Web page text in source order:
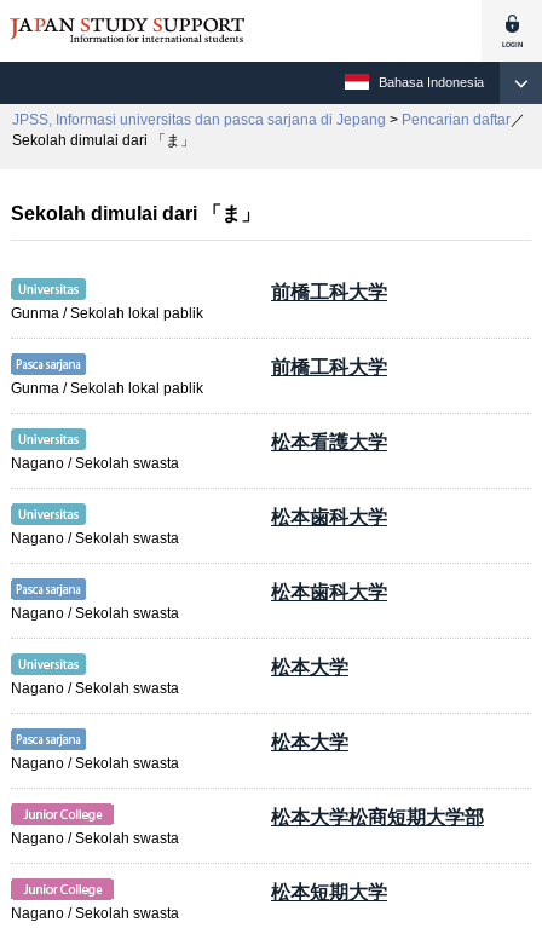
Bahasa Indonesia
JPSS, Informasi universitas dan pasca sarjana di Jepang > Pencarian daftar／
Sekolah dimulai dari 「ま」
Sekolah dimulai dari 「ま」
Gunma / Sekolah lokal pablik
前橋工科大学
Gunma / Sekolah lokal pablik
前橋工科大学
Nagano / Sekolah swasta
松本看護大学
Nagano / Sekolah swasta
松本歯科大学
Nagano / Sekolah swasta
松本歯科大学
Nagano / Sekolah swasta
松本大学
Nagano / Sekolah swasta
松本大学
Nagano / Sekolah swasta
松本大学松商短期大学部
Nagano / Sekolah swasta
松本短期大学